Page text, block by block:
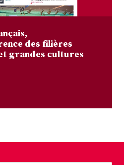
des filières
grandes cultures